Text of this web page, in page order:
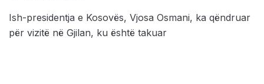
Ish-presidentja e Kosovës, Vjosa Osmani, ka qëndruar
për vizitë në Gjilan, ku është takuar